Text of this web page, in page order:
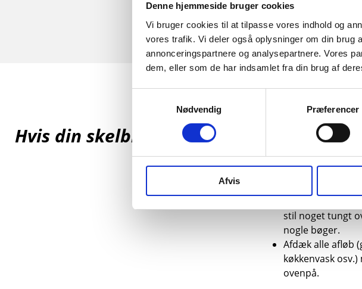
Denne hjemmeside bruger cookies
Vi bruger cookies til at tilpasse vores indhold og
vores trafik. Vi deler også oplysninger om din brug
annonceringspartnere og analysepartnere. Vores
dem, eller som de har indsamlet fra din brug af
Nødvendig
Præferencer
Afvis
Hvis din skelbrønd ikke er tilgængelig –
stil noget tungt
nogle bøger.
Afdæk alle afløb
køkkenvask
ovenpå.